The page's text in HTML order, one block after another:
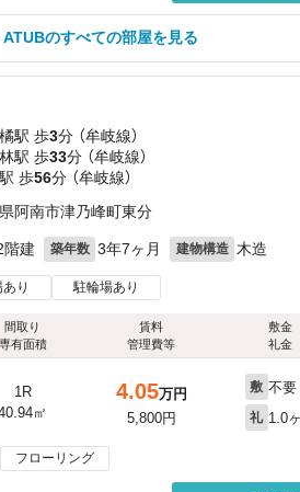
ATUBのすべての部屋を見る
駅 歩3分 （牟岐線）
駅 歩33分 （牟岐線）
歩56分 （牟岐線）
阿南市津乃峰町東分
階建 築年数 3年7ヶ月 建物構造 木造
り 駐輪場あり
間取り
専有面積
賃料
管理費等
敷金
礼金
1R
㎡
4.05万円
5,800円
敷 不要
礼 1.0
フローリング